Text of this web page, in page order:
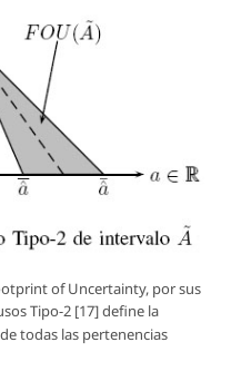
of Uncertainty, por sus
Tipo-2 [17] define la
todas las pertenencias